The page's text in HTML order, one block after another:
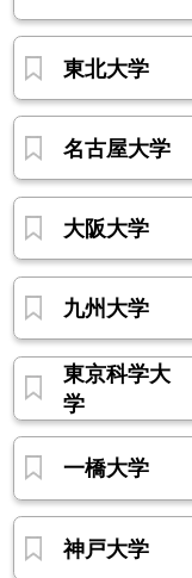
東北大学
名古屋大学
大阪大学
九州大学
東京科学大
学
一橋大学
神戸大学